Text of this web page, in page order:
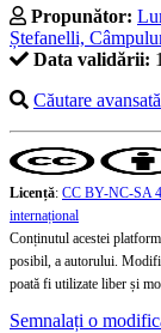
Propunător:
Ștefanelli,
Data validării:
Căutare avansată
Licență: CC BY-NC-SA
internațional
Conținutul acestei
posibil, a autorului.
poată fi utilizate liber și
Semnalați o